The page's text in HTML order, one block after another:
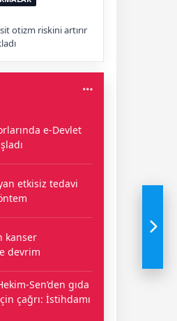
otizm riskini artırır
e-Devlet
etkisiz tedavi
kanser
devrim
Sen’den gıda
çağrı: İstihdamı